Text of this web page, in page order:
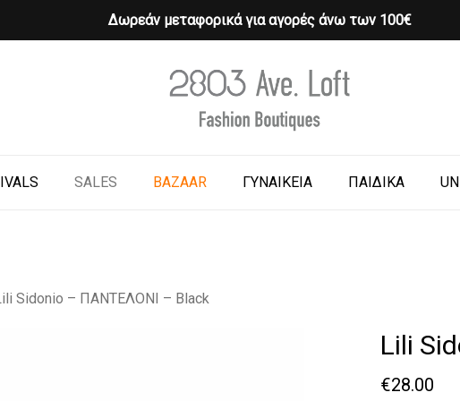
Δωρεάν μεταφορικά για αγορές άνω των 100€
Hit enter to search or ESC to close
SALES BAZAAR ΓΥΝΑΙΚΕΙΑ ΠΑΙΔΙΚΑ
Cart
Sidonio – ΠΑΝΤΕΛΟΝΙ – Black
Lili
€28.00